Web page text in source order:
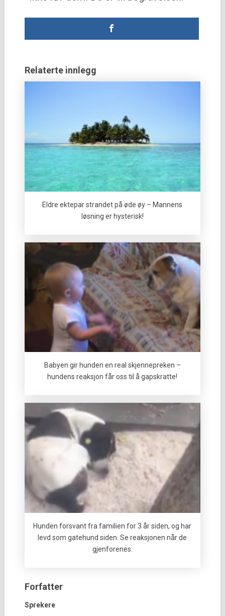
Relaterte innlegg
Eldre ektepar strandet på øde øy – Mannens
løsning er hysterisk!
Babyen gir hunden en real skjennepreken –
hundens reaksjon får oss til å gapskratte!
Hunden forsvant fra familien for 3 år siden, og har
levd som gatehund siden. Se reaksjonen når de
gjenforenes.
Forfatter
Sprekere